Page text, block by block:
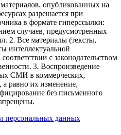
опубликованных на
разрешается при
в формате гиперссылки:
случаев, предусмотренных
2. Все материалы (тексты,
интеллектуальной
с законодательством
3. Воспроизведение
СМИ в коммерческих,
равно их изменение,
без письменного
персональных данных